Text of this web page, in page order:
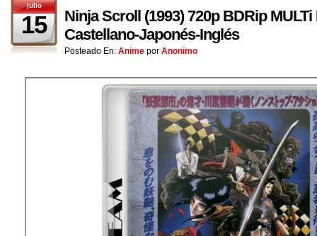
julio
15
Ninja Scroll (1993) 720p BDRip
Castellano-Japonés-Inglés
Posteado En: Anime por Anonimo